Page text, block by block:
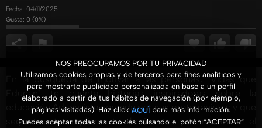
NOS PREOCUPAMOS POR TU PRIVACIDAD
Utilizamos cookies propias y de terceros para fines analíticos y
para mostrarte publicidad personalizada en base a un perfil
elaborado a partir de tus hábitos de navegación (por ejemplo,
páginas visitadas). Haz click AQUÍ para más información.
Puedes aceptar todas las cookies pulsando el botón “ACEPTAR”
Fecha: 04/11/2025
Gusta: 0 (0%)
En la búsqueda de motivar a las personas, "Vidas que
Educan" te cuenta historias inspiradoras sobre la
educación Adventista contada por sus protagonistas y que
seguramente ampliaran tus horizontes y te mostraran el